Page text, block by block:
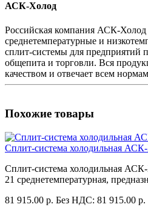
АСК-Холод
Российская компания АСК-Холод
среднетемпературные и
сплит-системы для
общепита и торговли. Вся
качеством и отвечает всем
Похожие товары
Сплит-система холодильная
Сплит-система холодильная
21 среднетемпературная,
81 915.00 р. Без НДС: 81 915.00 р.